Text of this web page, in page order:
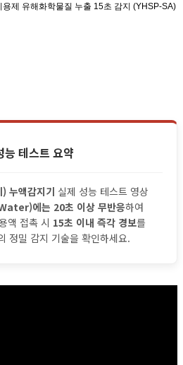
제 유해화학물질 누출 15초 감지 (YHSP-SA)
능 테스트 요약
누액감지기 실제 성능 테스트 영상
에는 20초 이상 무반응하여
액 접촉 시 15초 이내 즉각 경보를
정밀 감지 기술을 확인하세요.